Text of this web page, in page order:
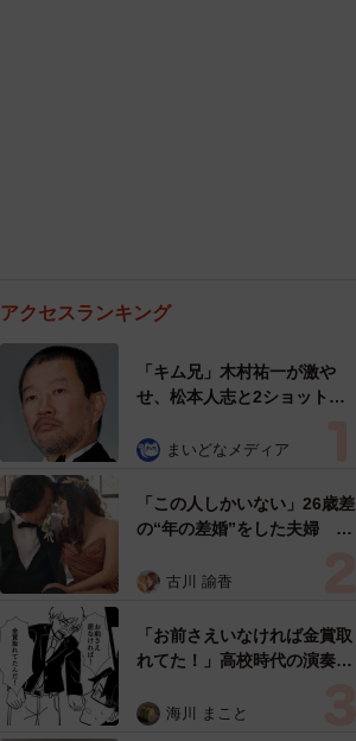
アクセスランキング
「キム兄」木村祐一が激や
せ、松本人志と2ショット
「テキヤの兄さん」
まいどなメディア
「この人しかいない」26歳差
の“年の差婚”をした夫婦 出
た？ 今の思いを聞いた
古川 諭香
「お前さえいなければ金賞取
れてた！」高校時代の演奏会
生は楽器修理職人に 10年後
海川 まこと